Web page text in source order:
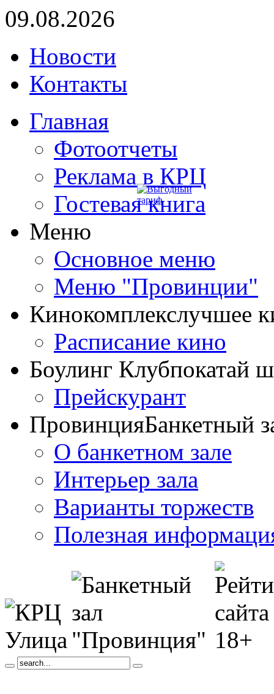
09.08.2026
Новости
Контакты
Главная
Фотоотчеты
Реклама в КРЦ
Гостевая книга
Меню
Основное меню
Меню "Провинции"
Кинокомплекслучшее
Расписание кино
Боулинг Клубпокатай
Прейскурант
ПровинцияБанкетный
О банкетном зале
Интерьер зала
Варианты торжеств
Полезная